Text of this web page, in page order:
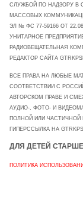
СЛУЖБОЙ ПО НАДЗОРУ В
МАССОВЫХ
ЭЛ № ФС 77-59166 ОТ
УНИТАРНОЕ
РАДИОВЕЩАТЕЛЬНАЯ
РЕДАКТОР САЙТА
ВСЕ ПРАВА НА ЛЮБЫЕ
СООТВЕТСТВИИ С
АВТОРСКОМ ПРАВЕ И
АУДИО-, ФОТО- И
ПОЛНОЙ ИЛИ ЧАСТИЧНОЙ
ГИПЕРССЫЛКА НА
ДЛЯ ДЕТЕЙ СТАРШЕ
ПОЛИТИКА